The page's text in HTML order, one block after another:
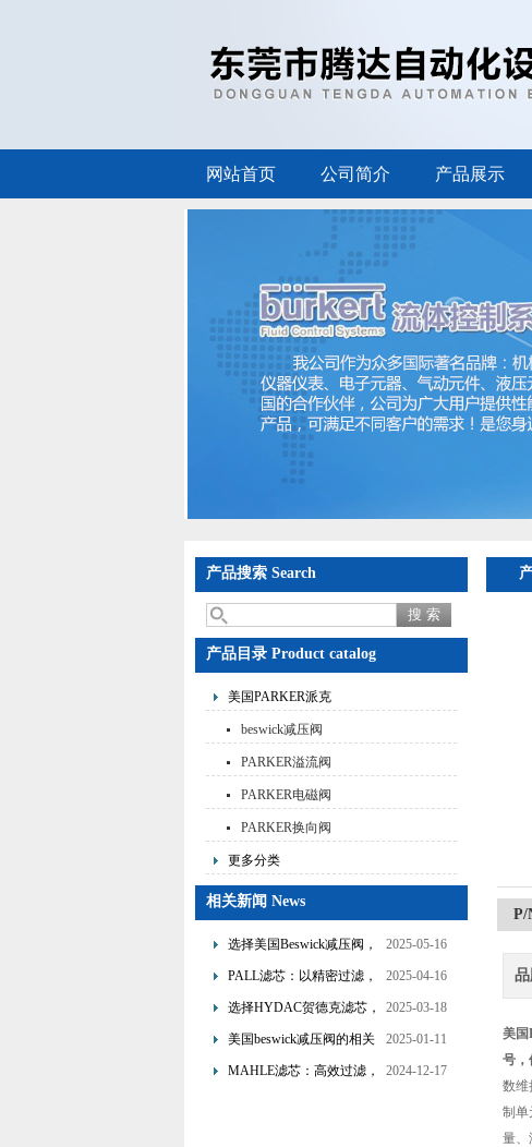
网站首页 公司简介 产品展示
产品搜索 Search
产品目录 Product catalog
美国PARKER派克
beswick减压阀
PARKER溢流阀
PARKER电磁阀
PARKER换向阀
更多分类
相关新闻 News
选择美国Beswick减压阀，
提升流体系统效率
2025-05-16
PALL滤芯：以精密过滤，
为工业流体筑起“隐形安全
2025-04-16
选择HYDAC贺德克滤芯，
享受精准过滤与稳定性能
2025-03-18
美国beswick减压阀的相关
知识
2025-01-11
MAHLE滤芯：高效过滤，
2024-12-17
P/
美国
号，
数维
制单
量、